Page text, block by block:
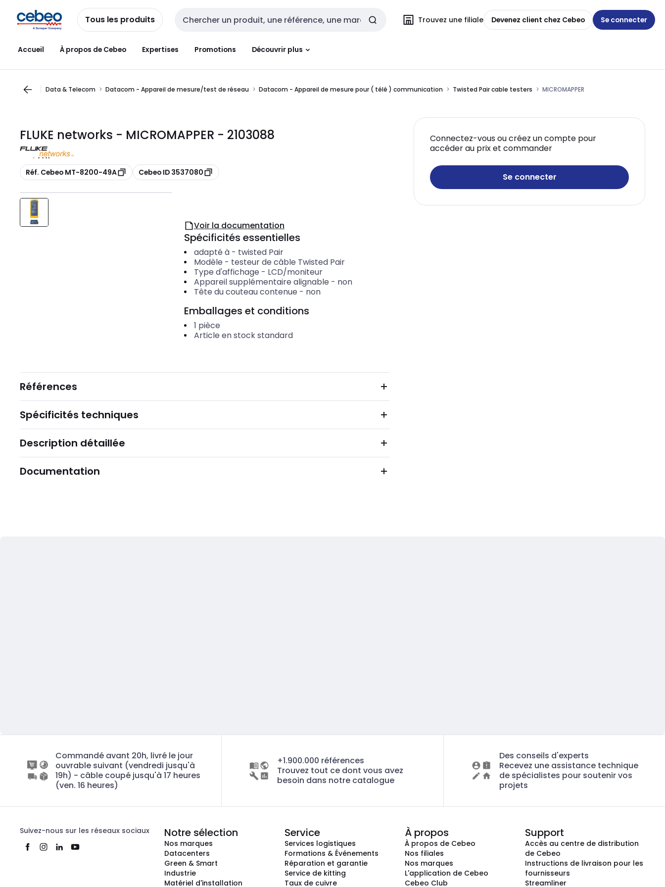
navigationau
contenu
Tous les produits Entrée de recherche Trouvez une filiale Devenez client chez Cebeo Se connecter
Accueil À propos de Cebeo Expertises Promotions Découvrir plus
Data & Telecom Datacom - Appareil de mesure/test de réseau Datacom - Appareil de mesure pour ( télé ) communication Twisted Pair cable testers MICROMAPPER
FLUKE networks - MICROMAPPER - 2103088
Copier
Réf. Cebeo MT-8200-49A Copier
Cebeo ID 3537080
Connectez-vous ou créez un compte pour
accéder au prix et commander
Se connecter
Voir la documentation
Spécificités essentielles
adapté à- twisted Pair
Modèle - testeur de câble Twisted Pair
Type d'affichage - LCD/moniteur
Appareil supplémentaire alignable - non
Tête du couteau contenue - non
Emballages et conditions
1 pièce
Article en stock standard
Références
Spécificités techniques
Description détaillée
Documentation
Commandé avant 20h, livré le jour
ouvrable suivant (vendredi jusqu'à
19h) - câble coupé jusqu'à 17 heures
(ven. 16 heures)
+1.900.000 références
Trouvez tout ce dont vous avez
besoin dans notre catalogue
Des conseils d'experts
Recevez une assistance technique
de spécialistes pour soutenir vos
projets
Suivez-nous sur les réseaux sociaux Notre sélection
Nos marques
Datacenters
Green & Smart
Industrie
Matériel d'installation
Service
Services logistiques
Formations & Événements
Réparation et garantie
Service de kitting
Taux de cuivre
À propos
À propos de Cebeo
Nos filiales
Nos marques
L'application de Cebeo
Cebeo Club
Support
Accès au centre de distribution
de Cebeo
Instructions de livraison pour les
fournisseurs
Streamliner